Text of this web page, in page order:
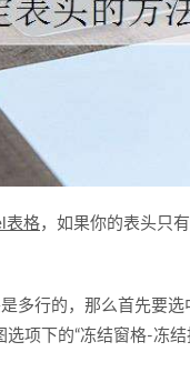
表格，如果你的表头只
行的，那么首先要选
项下的“冻结窗格-冻结